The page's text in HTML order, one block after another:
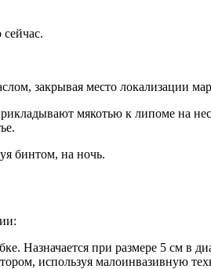
закрывая место локализации
мякотью к липоме на
бинтом, на ночь.
Назначается при размере 5 см в
используя малоинвазивную